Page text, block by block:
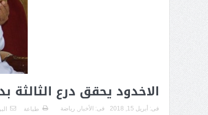
الاخدود يحقق درع الثالثة
فى: أبريل 15, 2018 فى: الأخبار رياضة طباعة